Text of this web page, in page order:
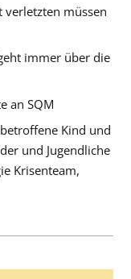
verletzten müssen
immer über die
an SQM
Kind und
und Jugendliche
Krisenteam,